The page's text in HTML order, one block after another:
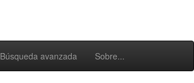
Búsqueda avanzada Sobre...